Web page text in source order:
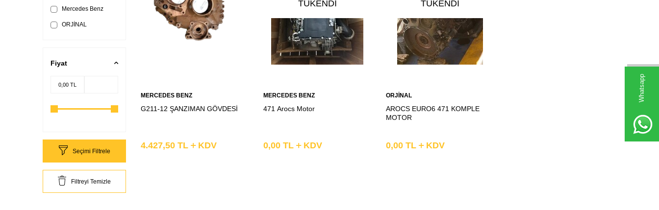
Whatsapp
Mercedes Benz
ORJİNAL
Fiyat
Seçimi Filtrele
Filtreyi Temizle
Ekle
MERCEDES BENZ
G211-12 ŞANZIMAN GÖVDESİ
4.427,50 TL KDV
TÜKENDI
Ekle
MERCEDES BENZ
471 Arocs Motor
0,00 TL KDV
TÜKENDI
ORJİNAL
AROCS EURO6 471 KOMPLE
MOTOR
0,00 TL KDV